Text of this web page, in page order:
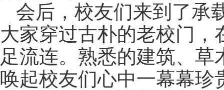
会后，校友们来到了承
大家穿过古朴的老校门
足流连。熟悉的建筑、
唤起校友们心中一幕幕珍